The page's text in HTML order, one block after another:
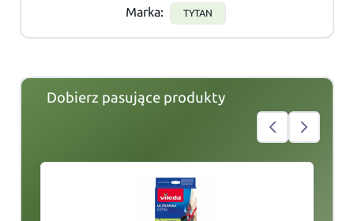
Marka: TYTAN
Dobierz pasujące produkty